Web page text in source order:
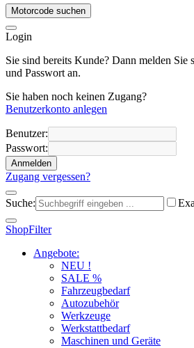
Motorcode suchen
Login
Sie sind bereits Kunde? Dann melden Sie
und Passwort an.
Sie haben noch keinen Zugang?
Benutzerkonto anlegen
Benutzer:
Passwort:
Anmelden
Zugang vergessen?
Suche:
ShopFilter
Angebote:
NEU !
SALE %
Fahrzeugbedarf
Autozubehör
Werkzeuge
Werkstattbedarf
Maschinen und Geräte